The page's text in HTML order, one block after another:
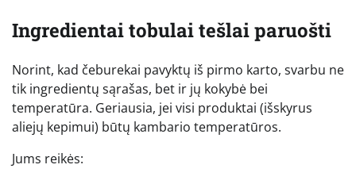
Ingredientai tobulai tešlai paruošti
Norint, kad čeburekai pavyktų iš pirmo karto, svarbu ne
tik ingredientų sąrašas, bet ir jų kokybė bei
temperatūra. Geriausia, jei visi produktai (išskyrus
aliejų kepimui) būtų kambario temperatūros.
Jums reikės: